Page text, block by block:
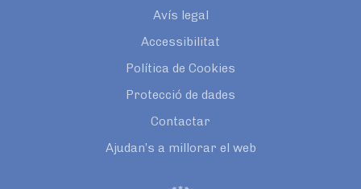
Avís legal
Accessibilitat
Política de Cookies
Protecció de dades
Contactar
Ajudan’s a millorar el web